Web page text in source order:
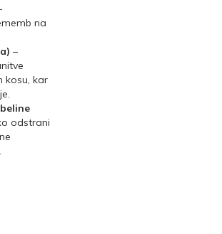
na
–
kosu, kar
odstrani